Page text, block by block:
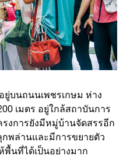
บนถนนเพชรเกษม ห่าง
เมตร อยู่ใกล้สถาบันการ
งการยังมีหมู่บ้านจัดสรรอีก
พล่านและมีการขยายตัว
นที่ได้เป็นอย่างมาก